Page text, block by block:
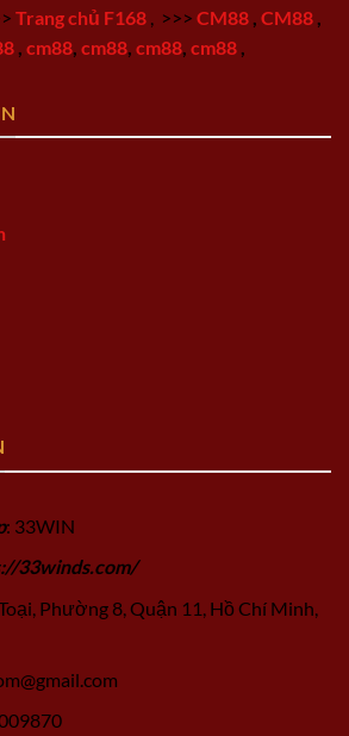
Trang chủ F168 >>> CM88 CM88
cm88 cm88 cm88 cm88
: 33WIN
33winds.com/
Phường 8, Quận 11, Hồ Chí Minh,